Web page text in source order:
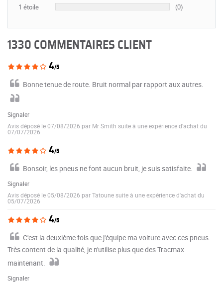
1 étoile
(0)
1330 COMMENTAIRES CLIENT
4/5
Bonne tenue de route. Bruit normal par rapport aux autres.
Signaler
Avis déposé le 07/08/2026 par Mr Smith suite à une expérience d'achat du
07/07/2026
4/5
Bonsoir, les pneus ne font aucun bruit, je suis satisfaite.
Signaler
Avis déposé le 05/08/2026 par Tatoune suite à une expérience d'achat du
05/07/2026
4/5
C'est la deuxième fois que j'équipe ma voiture avec ces pneus.
Très content de la qualité, je n'utilise plus que des Tracmax
maintenant.
Signaler